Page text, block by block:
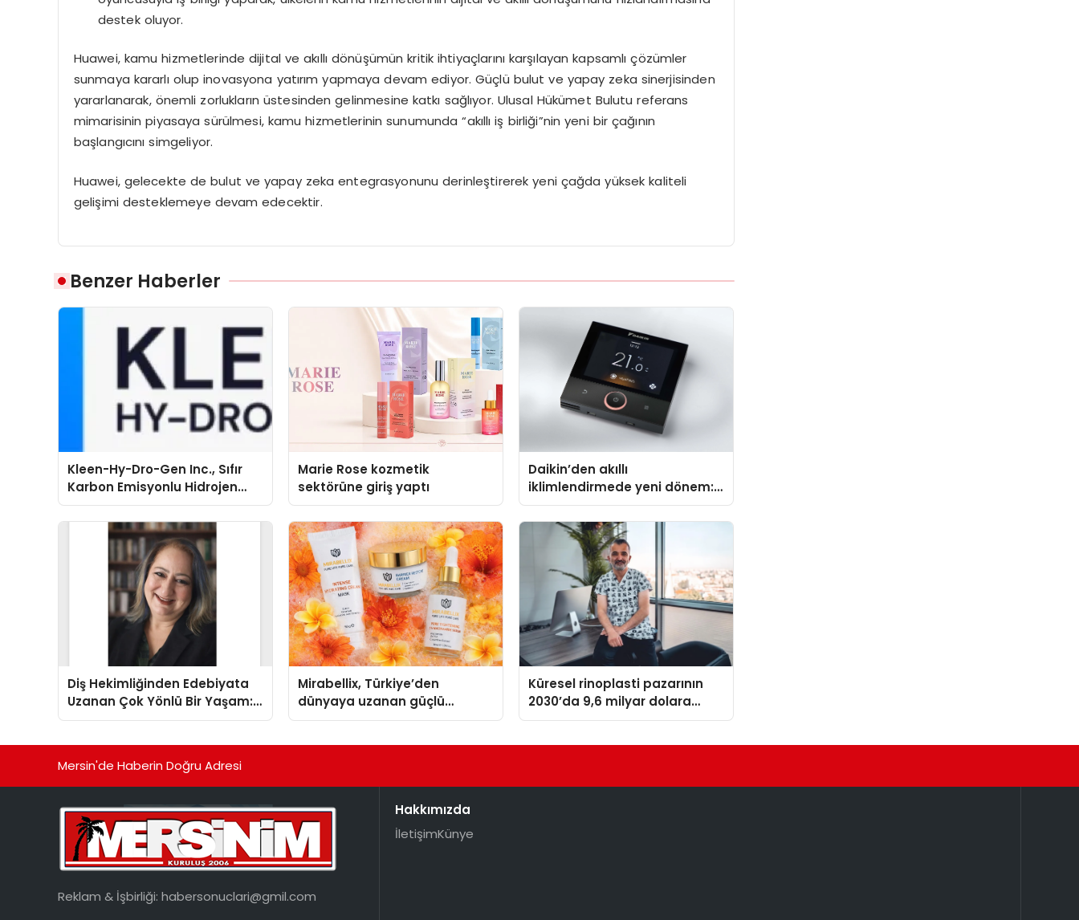
destek oluyor.
Huawei, kamu hizmetlerinde dijital ve akıllı dönüşümün kritik ihtiyaçlarını karşılayan kapsamlı çözümler
sunmaya kararlı olup inovasyona yatırım yapmaya devam ediyor. Güçlü bulut ve yapay zeka sinerjisinden
yararlanarak, önemli zorlukların üstesinden gelinmesine katkı sağlıyor. Ulusal Hükümet Bulutu referans
mimarisinin piyasaya sürülmesi, kamu hizmetlerinin sunumunda “akıllı iş birliği”nin yeni bir çağının
başlangıcını simgeliyor.
Huawei, gelecekte de bulut ve yapay zeka entegrasyonunu derinleştirerek yeni çağda yüksek kaliteli
gelişimi desteklemeye devam edecektir.
Benzer Haberler
Kleen-Hy-Dro-Gen Inc., Sıfır
Karbon Emisyonlu Hidrojen
Isıtma Teknolojisinde ISO ve
TSSA Düzenleyici Onaylarını
Marie Rose kozmetik
sektörüne giriş yaptı
Daikin’den akıllı
iklimlendirmede yeni dönem:
Madoka Plus Türkiye’de
Diş Hekimliğinden Edebiyata
Uzanan Çok Yönlü Bir Yaşam:
Yeşim Şahin Yaman
Mirabellix, Türkiye’den
dünyaya uzanan güçlü
büyümesini sürdürüyor
Küresel rinoplasti pazarının
2030’da 9,6 milyar dolara
ulaşması bekleniyor
Mersin'de Haberin Doğru Adresi
Reklam & İşbirliği: habersonuclari@gmil.com
Hakkımızda
İletişimKünye